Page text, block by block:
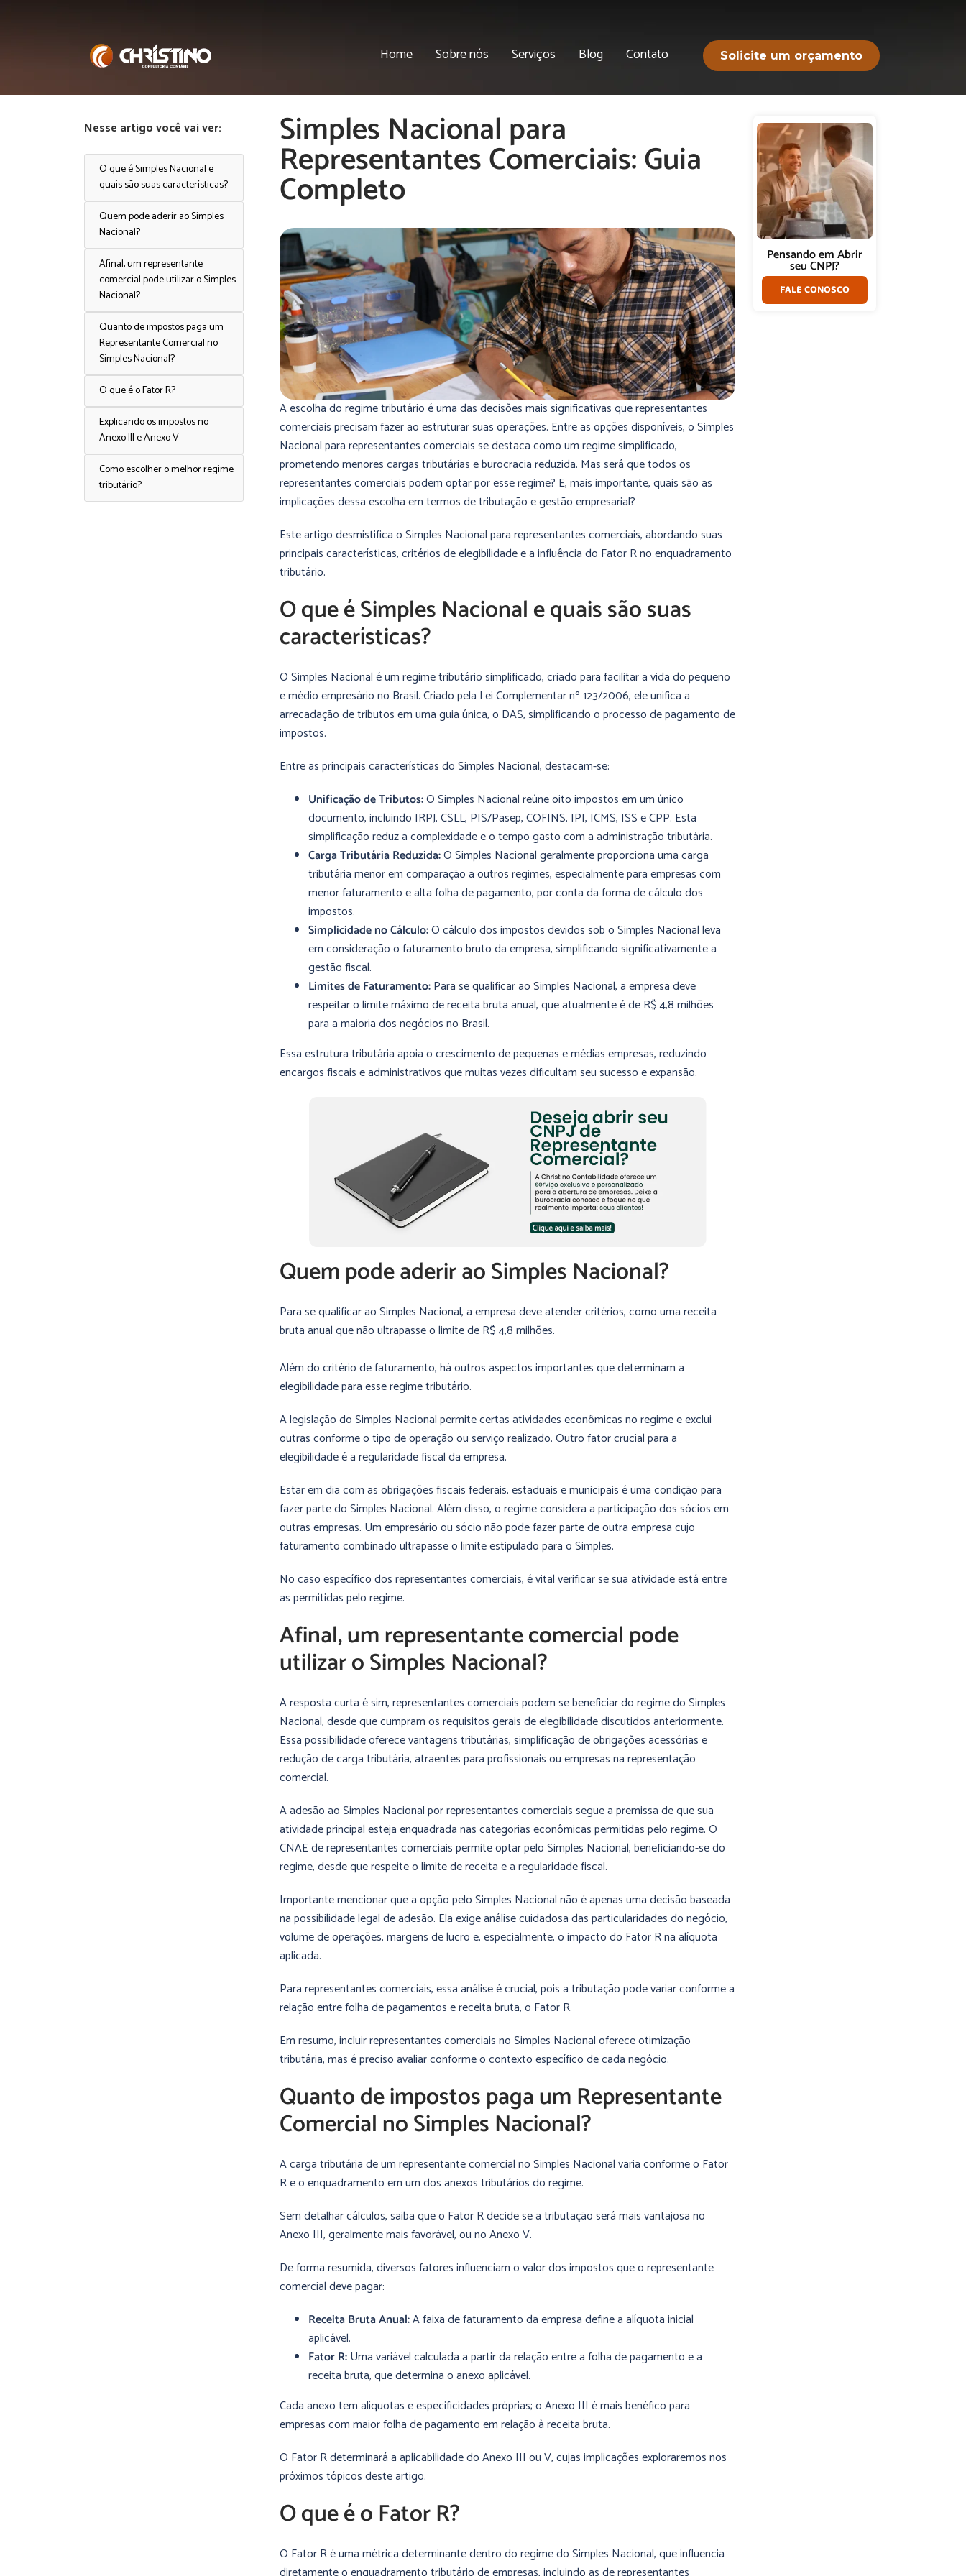
Home Sobre nós Serviços Blog Contato Solicite um orçamento
Nesse artigo você vai ver:
O que é Simples Nacional e
quais são suas características?
Quem pode aderir ao Simples
Nacional?
Afinal, um representante
comercial pode utilizar o Simples
Nacional?
Quanto de impostos paga um
Representante Comercial no
Simples Nacional?
O que é o Fator R?
Explicando os impostos no
Anexo III e Anexo V
Como escolher o melhor regime
tributário?
Simples Nacional para
Representantes Comerciais: Guia
Completo
A escolha do regime tributário é uma das decisões mais significativas que representantes
comerciais precisam fazer ao estruturar suas operações. Entre as opções disponíveis, o Simples
Nacional para representantes comerciais se destaca como um regime simplificado,
prometendo menores cargas tributárias e burocracia reduzida. Mas será que todos os
representantes comerciais podem optar por esse regime? E, mais importante, quais são as
implicações dessa escolha em termos de tributação e gestão empresarial?
Este artigo desmistifica o Simples Nacional para representantes comerciais, abordando suas
principais características, critérios de elegibilidade e a influência do Fator R no enquadramento
tributário.
O que é Simples Nacional e quais são suas
características?
O Simples Nacional é um regime tributário simplificado, criado para facilitar a vida do pequeno
e médio empresário no Brasil. Criado pela Lei Complementar nº 123/2006, ele unifica a
arrecadação de tributos em uma guia única, o DAS, simplificando o processo de pagamento de
impostos.
Entre as principais características do Simples Nacional, destacam-se:
Unificação de Tributos:O Simples Nacional reúne oito impostos em um único
documento, incluindo IRPJ, CSLL, PIS/Pasep, COFINS, IPI, ICMS, ISS e CPP. Esta
simplificação reduz a complexidade e o tempo gasto com a administração tributária.
Carga Tributária Reduzida:O Simples Nacional geralmente proporciona uma carga
tributária menor em comparação a outros regimes, especialmente para empresas com
menor faturamento e alta folha de pagamento, por conta da forma de cálculo dos
impostos.
Simplicidade no Cálculo:O cálculo dos impostos devidos sob o Simples Nacional leva
em consideração o faturamento bruto da empresa, simplificando significativamente a
gestão fiscal.
Limites de Faturamento:Para se qualificar ao Simples Nacional, a empresa deve
respeitar o limite máximo de receita bruta anual, que atualmente é de R$ 4,8 milhões
para a maioria dos negócios no Brasil.
Essa estrutura tributária apoia o crescimento de pequenas e médias empresas, reduzindo
encargos fiscais e administrativos que muitas vezes dificultam seu sucesso e expansão.
Quem pode aderir ao Simples Nacional?
Para se qualificar ao Simples Nacional, a empresa deve atender critérios, como uma receita
bruta anual que não ultrapasse o limite de R$ 4,8 milhões.
Além do critério de faturamento, há outros aspectos importantes que determinam a
elegibilidade para esse regime tributário.
A legislação do Simples Nacional permite certas atividades econômicas no regime e exclui
outras conforme o tipo de operação ou serviço realizado. Outro fator crucial para a
elegibilidade é a regularidade fiscal da empresa.
Estar em dia com as obrigações fiscais federais, estaduais e municipais é uma condição para
fazer parte do Simples Nacional. Além disso, o regime considera a participação dos sócios em
outras empresas. Um empresário ou sócio não pode fazer parte de outra empresa cujo
faturamento combinado ultrapasse o limite estipulado para o Simples.
No caso específico dos representantes comerciais, é vital verificar se sua atividade está entre
as permitidas pelo regime.
Afinal, um representante comercial pode
utilizar o Simples Nacional?
A resposta curta é sim, representantes comerciais podem se beneficiar do regime do Simples
Nacional, desde que cumpram os requisitos gerais de elegibilidade discutidos anteriormente.
Essa possibilidade oferece vantagens tributárias, simplificação de obrigações acessórias e
redução de carga tributária, atraentes para profissionais ou empresas na representação
comercial.
A adesão ao Simples Nacional por representantes comerciais segue a premissa de que sua
atividade principal esteja enquadrada nas categorias econômicas permitidas pelo regime. O
CNAE de representantes comerciais permite optar pelo Simples Nacional, beneficiando-se do
regime, desde que respeite o limite de receita e a regularidade fiscal.
Importante mencionar que a opção pelo Simples Nacional não é apenas uma decisão baseada
na possibilidade legal de adesão. Ela exige análise cuidadosa das particularidades do negócio,
volume de operações, margens de lucro e, especialmente, o impacto do Fator R na alíquota
aplicada.
Para representantes comerciais, essa análise é crucial, pois a tributação pode variar conforme a
relação entre folha de pagamentos e receita bruta, o Fator R.
Em resumo, incluir representantes comerciais no Simples Nacional oferece otimização
tributária, mas é preciso avaliar conforme o contexto específico de cada negócio.
Quanto de impostos paga um Representante
Comercial no Simples Nacional?
A carga tributária de um representante comercial no Simples Nacional varia conforme o Fator
R e o enquadramento em um dos anexos tributários do regime.
Sem detalhar cálculos, saiba que o Fator R decide se a tributação será mais vantajosa no
Anexo III, geralmente mais favorável, ou no Anexo V.
De forma resumida, diversos fatores influenciam o valor dos impostos que o representante
comercial deve pagar:
Receita Bruta Anual:A faixa de faturamento da empresa define a alíquota inicial
aplicável.
Fator R:Uma variável calculada a partir da relação entre a folha de pagamento e a
receita bruta, que determina o anexo aplicável.
Cada anexo tem alíquotas e especificidades próprias; o Anexo III é mais benéfico para
empresas com maior folha de pagamento em relação à receita bruta.
O Fator R determinará a aplicabilidade do Anexo III ou V, cujas implicações exploraremos nos
próximos tópicos deste artigo.
O que é o Fator R?
O Fator R é uma métrica determinante dentro do regime do Simples Nacional, que influencia
Pensando em Abrir
seu CNPJ?
FALE CONOSCO